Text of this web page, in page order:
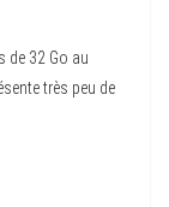
de 32 Go au
très peu de